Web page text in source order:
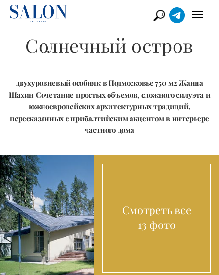
Солнечный остров
двухуровневый особняк в Подмосковье 750 м2 Жанна
Шахин Сочетание простых объемов, сложного силуэта и
южноевропейских архитектурных традиций,
пересказанных с прибалтийским акцентом в интерьере
частного дома
Смотреть все
13 фото